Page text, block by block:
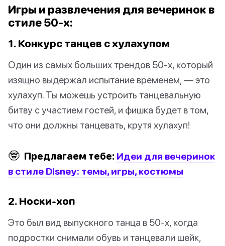
Игры и развлечения для вечеринок в
стиле 50-х:
1. Конкурс танцев с хулахупом
Один из самых больших трендов 50-х, который
изящно выдержал испытание временем, — это
хулахуп. Ты можешь устроить танцевальную
битву с участием гостей, и фишка будет в том,
что они должны танцевать, крутя хулахуп!
🤓 Предлагаем тебе: Идеи для вечеринок
в стиле Disney: темы, игры, костюмы
2. Носки-хоп
Это был вид выпускного танца в 50-х, когда
подростки снимали обувь и танцевали шейк,